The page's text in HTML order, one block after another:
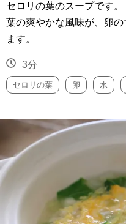
セロリの葉のスープです。
葉の爽やかな風味が、卵
ます。
3分
セロリの葉 卵 水